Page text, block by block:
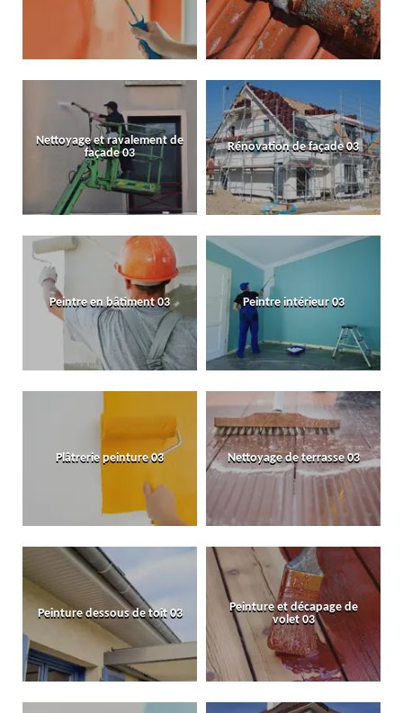
Nettoyage et ravalement de
façade 03
Rénovation de façade 03
Peintre en bâtiment 03 Peintre intérieur 03
Plâtrerie peinture 03 Nettoyage de terrasse 03
Peinture dessous de toit 03
Peinture et décapage de
volet 03